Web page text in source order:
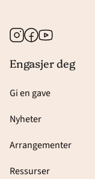
Instagram
Facebook
Youtube
Engasjer deg
Gi en gave
Nyheter
Arrangementer
Ressurser